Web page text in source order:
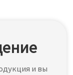
и вы